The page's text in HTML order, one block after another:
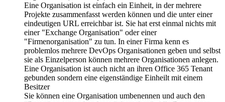
Eine Organisation ist einfach ein Einheit, in der mehrere
Projekte zusammenfasst werden können und die unter einer
eindeutigen URL erreichbar ist. Sie hat erst einmal nichts mit
einer "Exchange Organisation" oder einer
"Firmenorganisation" zu tun. In einer Firma kenn es
problemlos mehrere DevOps Organisationen geben und selbst
sie als Einzelperson können mehrere Organisationen anlegen.
Eine Organisation ist auch nicht an ihren Office 365 Tenant
gebunden sondern eine eigenständige Einheilt mit einem
Besitzer
Sie können eine Organisation umbenennen und auch den